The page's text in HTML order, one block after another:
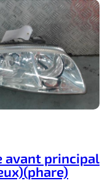
avant principal